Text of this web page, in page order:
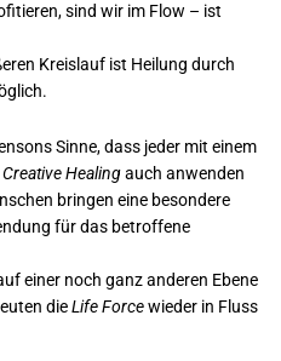
sind wir im Flow – ist
Kreislauf ist Heilung durch
Sinne, dass jeder mit einem
Creative Healingauch anwenden
bringen eine besondere
für das betroffene
einer noch ganz anderen Ebene
dieLife Forcewieder in Fluss